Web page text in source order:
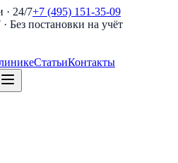
· 24/7+7 (495) 151-35-09
· Без постановки на учёт
СтатьиКонтакты